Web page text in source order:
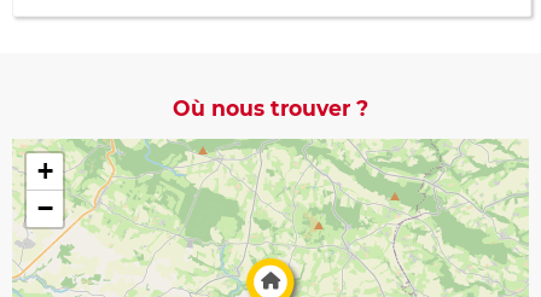
Où nous trouver ?
+
−